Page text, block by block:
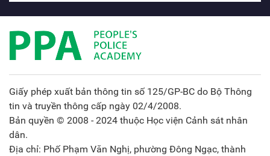
Giấy phép xuất bản thông tin số 125/GP-BC do Bộ Thông
tin và truyền thông cấp ngày 02/4/2008.
Bản quyền © 2008 - 2024 thuộc Học viện Cảnh sát nhân
dân.
Địa chỉ: Phố Phạm Văn Nghị, phường Đông Ngạc, thành